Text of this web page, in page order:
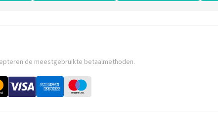
de meestgebruikte betaalmethoden.